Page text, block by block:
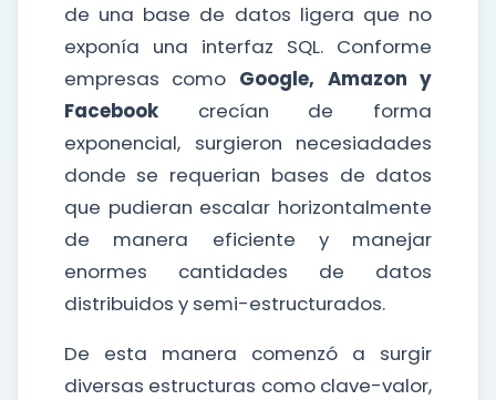
de una base de datos ligera que no
exponía una interfaz SQL. Conforme
empresas como Google, Amazon y
Facebookcrecían de forma
exponencial, surgieron necesiadades
donde se requerian bases de datos
que pudieran escalar horizontalmente
de manera eficiente y manejar
enormes cantidades de datos
distribuidos y semi-estructurados.
De esta manera comenzó a surgir
diversas estructuras como clave-valor,